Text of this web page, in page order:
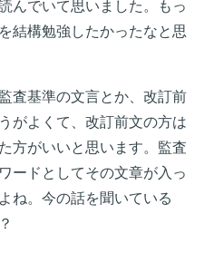
んでいて思いました。もっ
結構勉強したかったなと思
査基準の文言とか、改訂前
がよくて、改訂前文の方は
方がいいと思います。監査
ードとしてその文章が入っ
ね。今の話を聞いている